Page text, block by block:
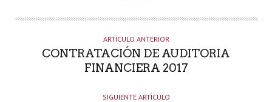
T
ARTÍCULO ANTERIOR
CONTRATACIÓN DE AUDITORIA
FINANCIERA 2017
SIGUIENTE ARTÍCULO